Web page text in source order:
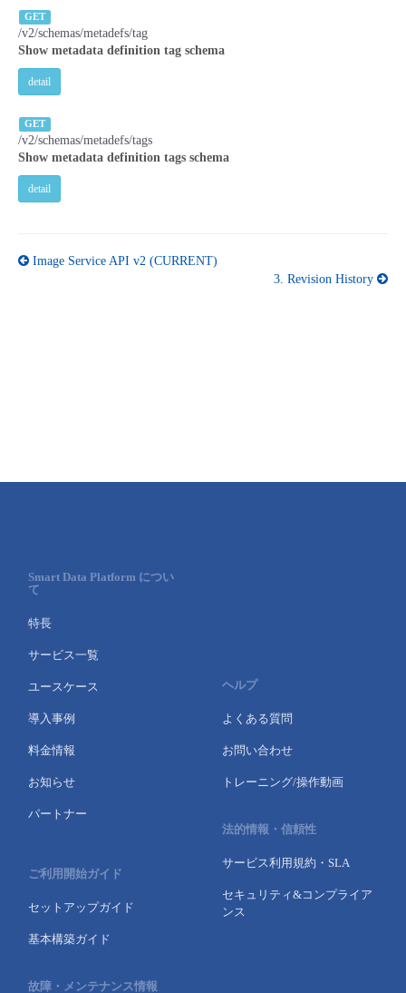
GET
/v2/schemas/metadefs/tag
Show metadata definition tag schema
detail
GET
/v2/schemas/metadefs/tags
Show metadata definition tags schema
detail
Image Service API v2 (CURRENT)
3. Revision History
Smart Data Platform につい
て
特長
サービス一覧
ユースケース
導入事例
料金情報
お知らせ
パートナー
ご利用開始ガイド
セットアップガイド
基本構築ガイド
故障・メンテナンス情報
ヘルプ
よくある質問
お問い合わせ
トレーニング/操作動画
法的情報・信頼性
サービス利用規約・SLA
セキュリティ&コンプライア
ンス